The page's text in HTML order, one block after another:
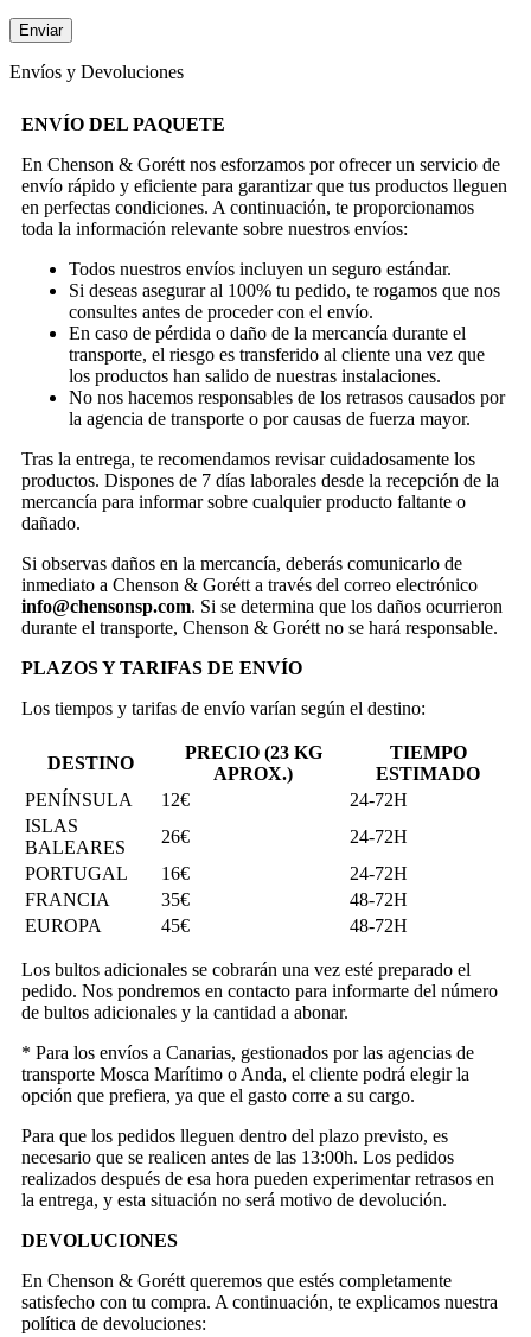
Envíos y Devoluciones
ENVÍO DEL PAQUETE
En Chenson & Gorétt nos esforzamos por ofrecer un servicio de
envío rápido y eficiente para garantizar que tus productos lleguen
en perfectas condiciones. A continuación, te proporcionamos
toda la información relevante sobre nuestros envíos:
Todos nuestros envíos incluyen un seguro estándar.
Si deseas asegurar al 100% tu pedido, te rogamos que nos
consultes antes de proceder con el envío.
En caso de pérdida o daño de la mercancía durante el
transporte, el riesgo es transferido al cliente una vez que
los productos han salido de nuestras instalaciones.
No nos hacemos responsables de los retrasos causados por
la agencia de transporte o por causas de fuerza mayor.
Tras la entrega, te recomendamos revisar cuidadosamente los
productos. Dispones de 7 días laborales desde la recepción de la
mercancía para informar sobre cualquier producto faltante o
dañado.
Si observas daños en la mercancía, deberás comunicarlo de
inmediato a Chenson & Gorétt a través del correo electrónico
info@chensonsp.com. Si se determina que los daños ocurrieron
durante el transporte, Chenson & Gorétt no se hará responsable.
PLAZOS Y TARIFAS DE ENVÍO
Los tiempos y tarifas de envío varían según el destino:
DESTINO
PRECIO (23 KG
APROX.)
TIEMPO
ESTIMADO
PENÍNSULA
12€
24-72H
ISLAS
BALEARES
26€
24-72H
PORTUGAL
16€
24-72H
FRANCIA
35€
48-72H
EUROPA
45€ 48-72H
Los bultos adicionales se cobrarán una vez esté preparado el
pedido. Nos pondremos en contacto para informarte del número
de bultos adicionales y la cantidad a abonar.
* Para los envíos a Canarias, gestionados por las agencias de
transporte Mosca Marítimo o Anda, el cliente podrá elegir la
opción que prefiera, ya que el gasto corre a su cargo.
Para que los pedidos lleguen dentro del plazo previsto, es
necesario que se realicen antes de las 13:00h. Los pedidos
realizados después de esa hora pueden experimentar retrasos en
la entrega, y esta situación no será motivo de devolución.
DEVOLUCIONES
En Chenson & Gorétt queremos que estés completamente
satisfecho con tu compra. A continuación, te explicamos nuestra
política de devoluciones: